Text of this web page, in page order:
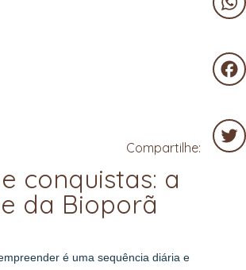
Compartilhe:
conquistas: a
da Bioporã
é uma sequência diária e